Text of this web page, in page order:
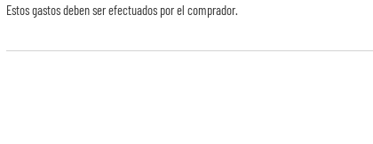
Estos gastos deben ser efectuados por el comprador.